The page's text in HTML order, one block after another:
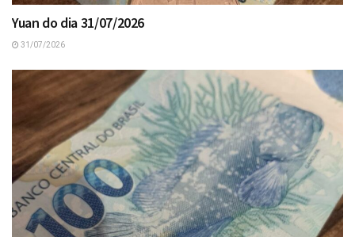
Yuan do dia 31/07/2026
31/07/2026